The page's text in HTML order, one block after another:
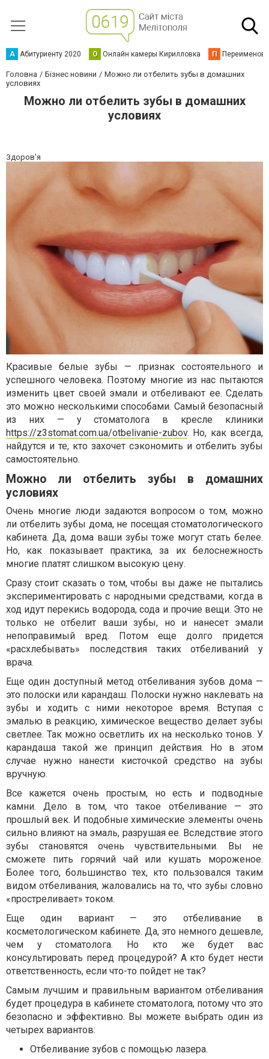
А Абитуриенту 2020 О Онлайн камеры Кирилловка П
Головна Бізнес новини
Можно ли отбелить зубы в домашних
условиях
Можно ли отбелить зубы в домашних
условиях
Здоров'я
Красивые белые зубы — признак состоятельного и
успешного человека. Поэтому многие из нас пытаются
изменить цвет своей эмали и отбеливают ее. Сделать
это можно несколькими способами. Самый безопасный
из них — у стоматолога в кресле клиники
https://z3stomat.com.ua/otbelivanie-zubov. Но, как всегда,
найдутся и те, кто захочет сэкономить и отбелить зубы
самостоятельно.
Можно ли отбелить зубы в домашних
условиях
Очень многие люди задаются вопросом о том, можно
ли отбелить зубы дома, не посещая стоматологического
кабинета. Да, дома ваши зубы тоже могут стать белее.
Но, как показывает практика, за их белоснежность
многие платят слишком высокую цену.
Сразу стоит сказать о том, чтобы вы даже не пытались
экспериментировать с народными средствами, когда в
ход идут перекись водорода, сода и прочие вещи. Это не
только не отбелит ваши зубы, но и нанесет эмали
непоправимый вред. Потом еще долго придется
«расхлебывать» последствия таких отбеливаний у
врача.
Еще один доступный метод отбеливания зубов дома —
это полоски или карандаш. Полоски нужно наклевать на
зубы и ходить с ними некоторое время. Вступая с
эмалью в реакцию, химическое вещество делает зубы
светлее. Так можно осветлить их на несколько тонов. У
карандаша такой же принцип действия. Но в этом
случае нужно нанести кисточкой средство на зубы
вручную.
Все кажется очень простым, но есть и подводные
камни. Дело в том, что такое отбеливание — это
прошлый век. И подобные химические элементы очень
сильно влияют на эмаль, разрушая ее. Вследствие этого
зубы становятся очень чувствительными. Вы не
сможете пить горячий чай или кушать мороженое.
Более того, большинство тех, кто пользовался таким
видом отбеливания, жаловались на то, что зубы словно
«простреливает» током.
Еще один вариант — это отбеливание в
косметологическом кабинете. Да, это немного дешевле,
чем у стоматолога. Но кто же будет вас
консультировать перед процедурой? А кто будет нести
ответственность, если что-то пойдет не так?
Самым лучшим и правильным вариантом отбеливания
будет процедура в кабинете стоматолога, потому что это
безопасно и эффективно. Вы можете выбрать один из
четырех вариантов:
Отбеливание зубов с помощью лазера.